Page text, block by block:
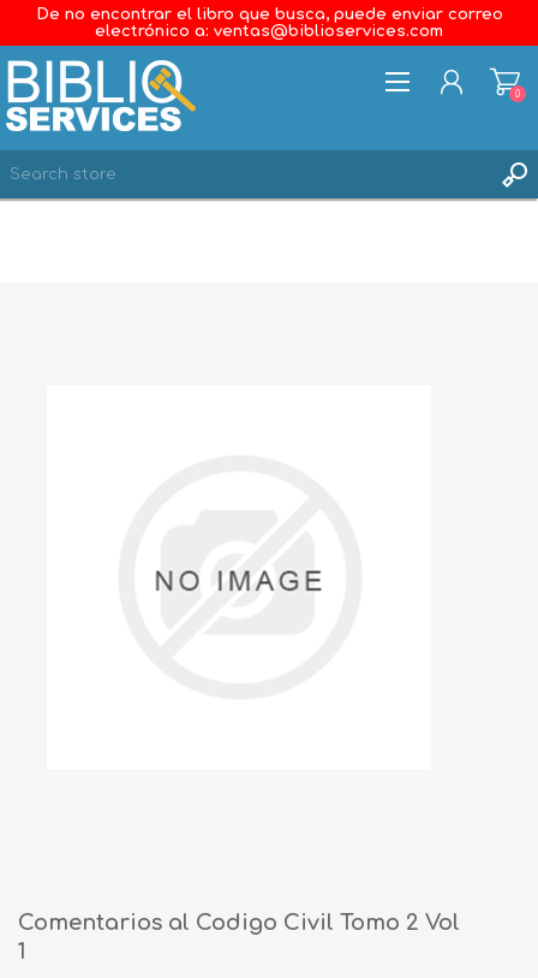
De no encontrar el libro que busca, puede enviar correo
electrónico a: ventas@biblioservices.com
0
Comentarios al Codigo Civil Tomo 2 Vol
1